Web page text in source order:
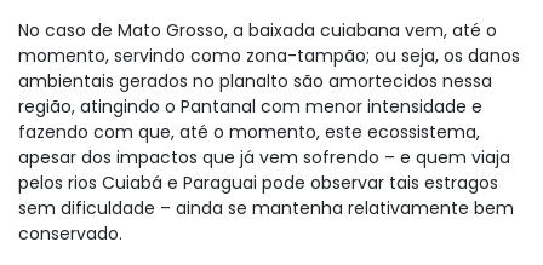
No caso de Mato Grosso, a baixada cuiabana vem, até o
momento, servindo como zona-tampão; ou seja, os danos
ambientais gerados no planalto são amortecidos nessa
região, atingindo o Pantanal com menor intensidade e
fazendo com que, até o momento, este ecossistema,
apesar dos impactos que já vem sofrendo – e quem viaja
pelos rios Cuiabá e Paraguai pode observar tais estragos
sem dificuldade – ainda se mantenha relativamente bem
conservado.